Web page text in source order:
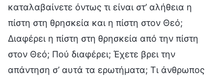
καταλαβαίνετε όντως τι είναι στ’ αλήθεια η
πίστη στη θρησκεία και η πίστη στον Θεό;
Διαφέρει η πίστη στη θρησκεία από την πίστη
στον Θεό; Πού διαφέρει; Έχετε βρει την
απάντηση σ’ αυτά τα ερωτήματα; Τι άνθρωπος